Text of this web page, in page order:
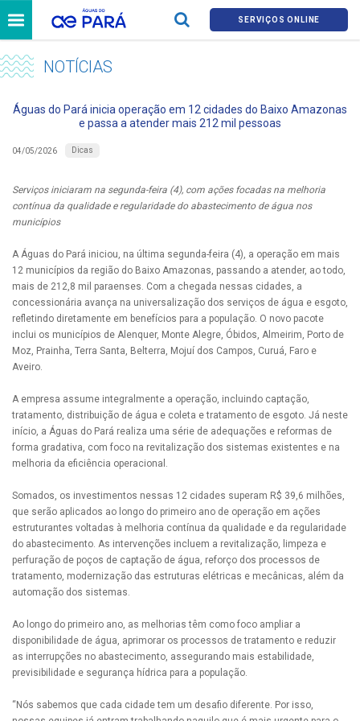
SERVIÇOS ONLINE
NOTÍCIAS
Águas do Pará inicia operação em 12 cidades do Baixo Amazonas
e passa a atender mais 212 mil pessoas
04/05/2026 Dicas
Serviços iniciaram na segunda-feira (4), com ações focadas na melhoria
contínua da qualidade e regularidade do abastecimento de água nos
municípios
A Águas do Pará iniciou, na última segunda-feira (4), a operação em mais
12 municípios da região do Baixo Amazonas, passando a atender, ao todo,
mais de 212,8 mil paraenses. Com a chegada nessas cidades, a
concessionária avança na universalização dos serviços de água e esgoto,
refletindo diretamente em benefícios para a população. O novo pacote
inclui os municípios de Alenquer, Monte Alegre, Óbidos, Almeirim, Porto de
Moz, Prainha, Terra Santa, Belterra, Mojuí dos Campos, Curuá, Faro e
Aveiro.
A empresa assume integralmente a operação, incluindo captação,
tratamento, distribuição de água e coleta e tratamento de esgoto. Já neste
início, a Águas do Pará realiza uma série de adequações e reformas de
forma gradativa, com foco na revitalização dos sistemas existentes e na
melhoria da eficiência operacional.
Somados, os investimentos nessas 12 cidades superam R$ 39,6 milhões,
que serão aplicados ao longo do primeiro ano de operação em ações
estruturantes voltadas à melhoria contínua da qualidade e da regularidade
do abastecimento. As intervenções incluem a revitalização, limpeza e
perfuração de poços de captação de água, reforço dos processos de
tratamento, modernização das estruturas elétricas e mecânicas, além da
automação dos sistemas.
Ao longo do primeiro ano, as melhorias têm como foco ampliar a
disponibilidade de água, aprimorar os processos de tratamento e reduzir
as interrupções no abastecimento, assegurando mais estabilidade,
previsibilidade e segurança hídrica para a população.
“Nós sabemos que cada cidade tem um desafio diferente. Por isso,